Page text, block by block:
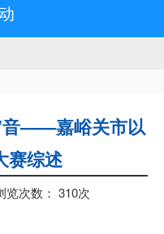
音——嘉峪关市以
赛综述
览次数： 310次